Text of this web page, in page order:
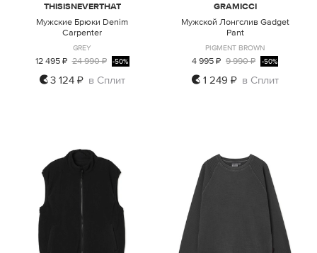
XL
THISISNEVERTHAT
Мужские Брюки Denim
Carpenter
GREY
12 495 ₽ 24 990 ₽ -50%
3 124 ₽ в Сплит XL
GRAMICCI
Мужской Лонгслив Gadget
Pant
PIGMENT BROWN
4 995 ₽ 9 990 ₽ -50%
1 249 ₽ в Сплит